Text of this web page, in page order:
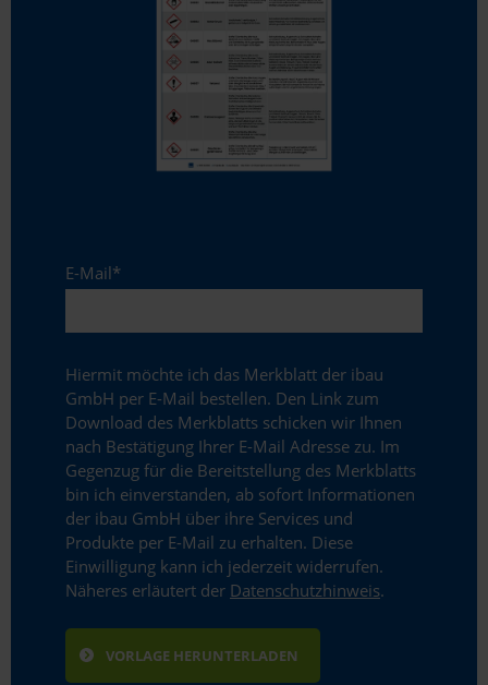
Datenschutzerklärung
Impressum
E-Mail*
Hiermit möchte ich das Merkblatt der ibau
GmbH per E-Mail bestellen. Den Link zum
Download des Merkblatts schicken wir Ihnen
nach Bestätigung Ihrer E-Mail Adresse zu. Im
Gegenzug für die Bereitstellung des Merkblatts
bin ich einverstanden, ab sofort Informationen
der ibau GmbH über ihre Services und
Produkte per E-Mail zu erhalten. Diese
Einwilligung kann ich jederzeit widerrufen.
Näheres erläutert der Datenschutzhinweis.